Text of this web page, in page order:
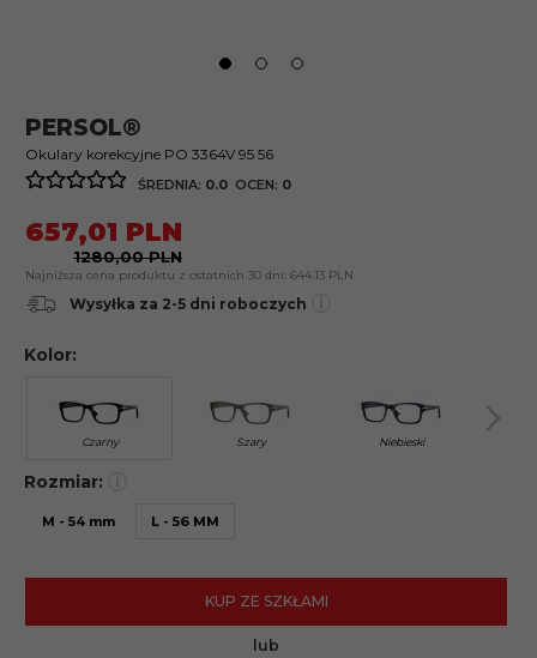
PERSOL®
Okulary korekcyjne PO 3364V 95 56
ŚREDNIA: 0.0 OCEN: 0
Kolor:
Czarny Szary Niebieski
Rozmiar:
L - 56 MM
M - 54 mm
657,01 PLN
1280,00 PLN
Najniższa cena produktu z ostatnich 30 dni: 644.13 PLN
Wysyłka za 2-5 dni roboczych
KUP ZE SZKŁAMI
lub